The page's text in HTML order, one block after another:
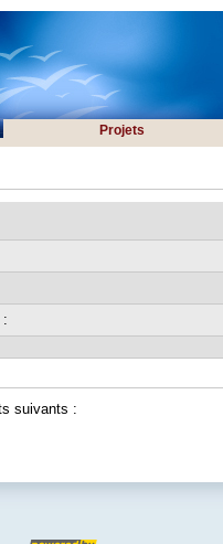
Projets
:
suivants :